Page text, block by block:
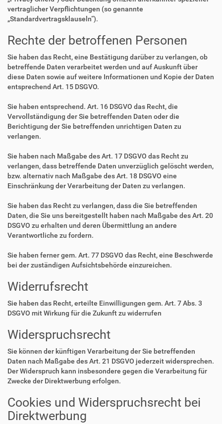
vertraglicher Verpflichtungen (so genannte
„Standardvertragsklauseln“).
Rechte der betroffenen Personen
Sie haben das Recht, eine Bestätigung darüber zu verlangen, ob
betreffende Daten verarbeitet werden und auf Auskunft über
diese Daten sowie auf weitere Informationen und Kopie der Daten
entsprechend Art. 15 DSGVO.
Sie haben entsprechend. Art. 16 DSGVO das Recht, die
Vervollständigung der Sie betreffenden Daten oder die
Berichtigung der Sie betreffenden unrichtigen Daten zu
verlangen.
Sie haben nach Maßgabe des Art. 17 DSGVO das Recht zu
verlangen, dass betreffende Daten unverzüglich gelöscht werden,
bzw. alternativ nach Maßgabe des Art. 18 DSGVO eine
Einschränkung der Verarbeitung der Daten zu verlangen.
Sie haben das Recht zu verlangen, dass die Sie betreffenden
Daten, die Sie uns bereitgestellt haben nach Maßgabe des Art. 20
DSGVO zu erhalten und deren Übermittlung an andere
Verantwortliche zu fordern.
Sie haben ferner gem. Art. 77 DSGVO das Recht, eine Beschwerde
bei der zuständigen Aufsichtsbehörde einzureichen.
Widerrufsrecht
Sie haben das Recht, erteilte Einwilligungen gem. Art. 7 Abs. 3
DSGVO mit Wirkung für die Zukunft zu widerrufen
Widerspruchsrecht
Sie können der künftigen Verarbeitung der Sie betreffenden
Daten nach Maßgabe des Art. 21 DSGVO jederzeit widersprechen.
Der Widerspruch kann insbesondere gegen die Verarbeitung für
Zwecke der Direktwerbung erfolgen.
Cookies und Widerspruchsrecht bei
Direktwerbung